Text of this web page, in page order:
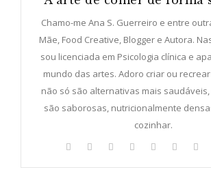
Chamo-me Ana S. Guerreiro e entre
Mãe, Food Creative, Blogger e Autora.
sou licenciada em Psicologia clínica e
mundo das artes. Adoro criar ou
não só são alternativas mais
são saborosas, nutricionalmente
cozinhar.